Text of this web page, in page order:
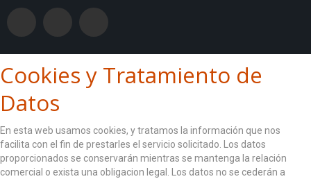
Cookies y Tratamiento de
Datos
En esta web usamos cookies, y tratamos la información que nos
facilita con el fin de prestarles el servicio solicitado. Los datos
proporcionados se conservarán mientras se mantenga la relación
comercial o exista una obligacion legal. Los datos no se cederán a